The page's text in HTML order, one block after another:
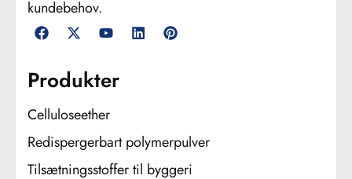
kundebehov.
Produkter
Celluloseether
Redispergerbart polymerpulver
Tilsætningsstoffer til byggeri